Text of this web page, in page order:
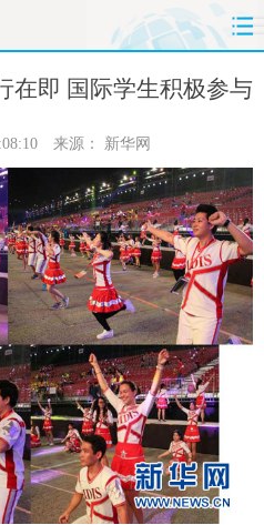
国际 财经
人事
地方 法治
华人 汽车
房产 公司
彩票 食品
信息化 数据
军事 无人机
在即 国际学生积极参与
来源： 新华网